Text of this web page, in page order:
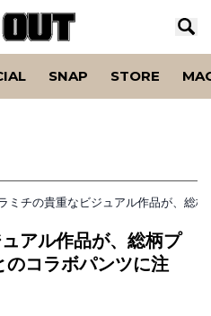
SNAP STORE
ミチの貴重なビジュアル作品が、総
アル作品が、総柄プ
のコラボパンツに注